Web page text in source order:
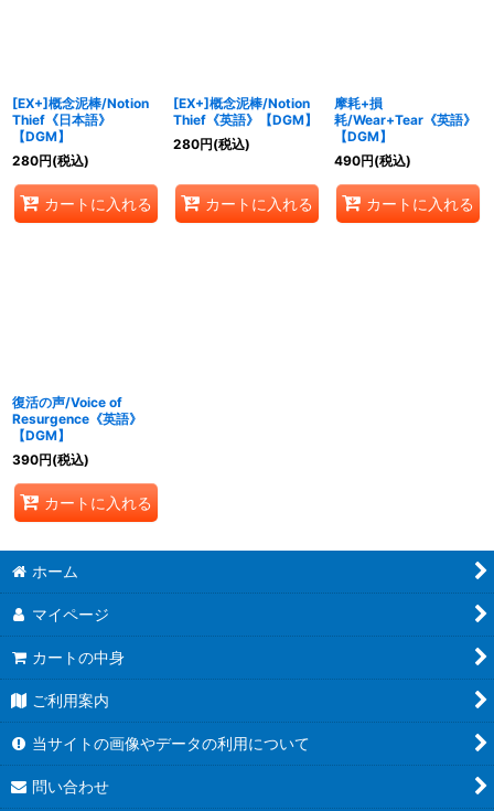
[EX+]概念泥棒/Notion
Thief《日本語》
【DGM】
280円(税込)
カートに入れる
[EX+]概念泥棒/Notion
Thief《英語》【DGM】
280円(税込)
カートに入れる
摩耗+損
耗/Wear+Tear《英語》
【DGM】
490円(税込)
カートに入れる
復活の声/Voice of
Resurgence《英語》
【DGM】
390円(税込)
カートに入れる
ホーム
マイページ
カートの中身
ご利用案内
当サイトの画像やデータの利用について
問い合わせ